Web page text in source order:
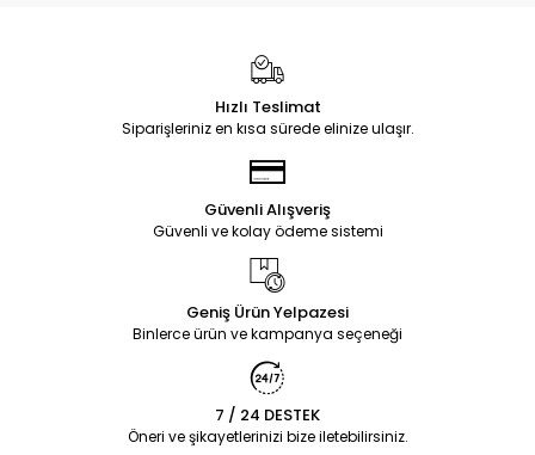
Hızlı Teslimat
Siparişleriniz en kısa sürede elinize ulaşır.
Güvenli Alışveriş
Güvenli ve kolay ödeme sistemi
Geniş Ürün Yelpazesi
Binlerce ürün ve kampanya seçeneği
7 / 24 DESTEK
Öneri ve şikayetlerinizi bize iletebilirsiniz.